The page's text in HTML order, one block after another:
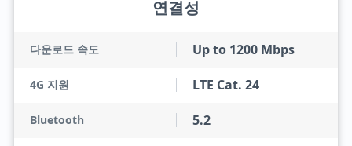
연결성
다운로드 속도 Up to 1200 Mbps
4G 지원 LTE Cat. 24
Bluetooth 5.2